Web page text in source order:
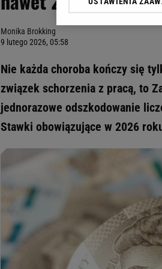
Monika Brokking
9 lutego 2026, 05:58
Nie każda choroba kończy się
związek schorzenia z pracą, to
jednorazowe odszkodowanie
Stawki obowiązujące w 2026
Klikając „Akceptuję”
My, nasi Zaufani
Użycie dokładnych
Przechowywanie
badnie odbiorców i